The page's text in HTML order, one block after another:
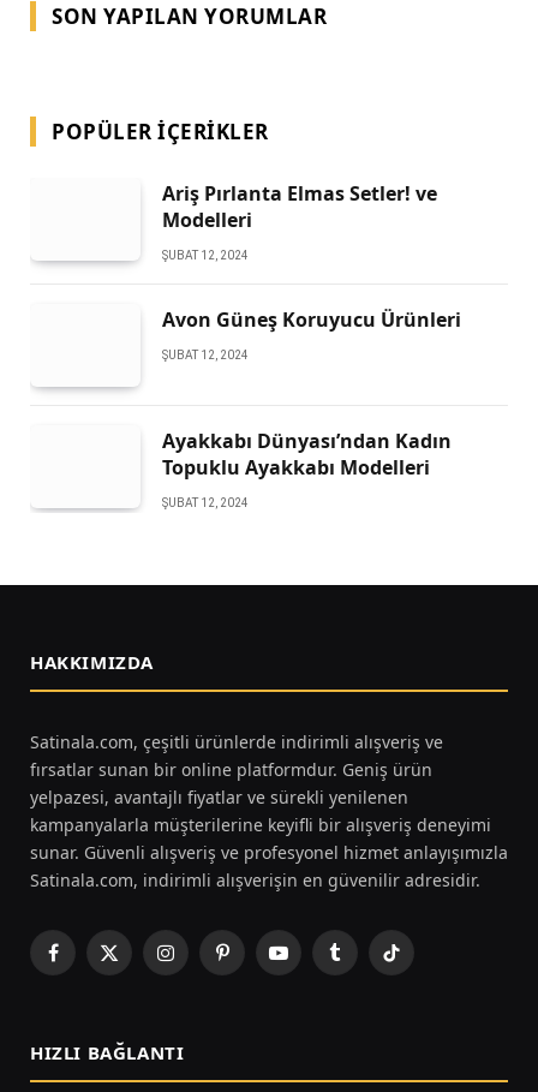
SON YAPILAN YORUMLAR
POPÜLER İÇERIKLER
Ariş Pırlanta Elmas Setler! ve
Modelleri
ŞUBAT 12, 2024
Avon Güneş Koruyucu Ürünleri
ŞUBAT 12, 2024
Ayakkabı Dünyası’ndan Kadın
Topuklu Ayakkabı Modelleri
ŞUBAT 12, 2024
HAKKIMIZDA
Satinala.com, çeşitli ürünlerde indirimli alışveriş ve
fırsatlar sunan bir online platformdur. Geniş ürün
yelpazesi, avantajlı fiyatlar ve sürekli yenilenen
kampanyalarla müşterilerine keyifli bir alışveriş deneyimi
sunar. Güvenli alışveriş ve profesyonel hizmet anlayışımızla
Satinala.com, indirimli alışverişin en güvenilir adresidir.
Facebook
X
InstagramPinterestYouTubeTumblrTikTok
HIZLI BAĞLANTI